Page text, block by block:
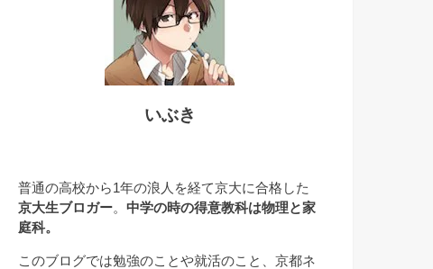
いぶき
普通の高校から1年の浪人を経て京大に合格した
京大生ブロガー。 中学の時の得意教科は物理と家
庭科。
このブログでは勉強のことや就活のこと、京都ネ